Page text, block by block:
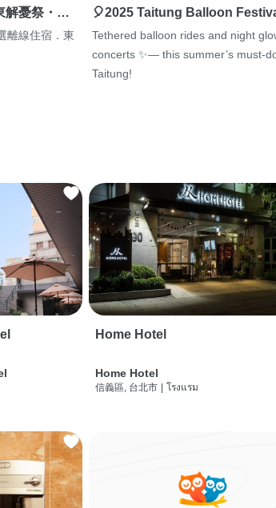
解憂祭・…
線住宿．東
🎈2025 Taitung Balloon
Tethered balloon rides and night
concerts ✨— this summer’s must-
Taitung!
Home Hotel
Home Hotel
信義區, 台北市 โรงแรม